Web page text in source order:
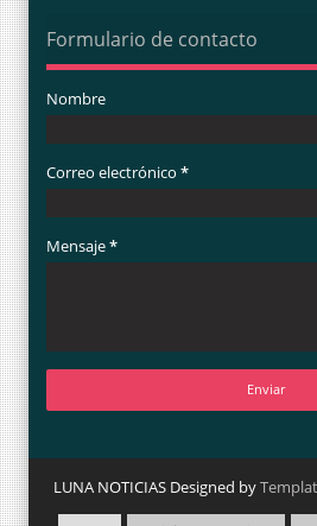
Formulario de contacto
Nombre
Correo electrónico *
Mensaje*
LUNA NOTICIAS Designed by